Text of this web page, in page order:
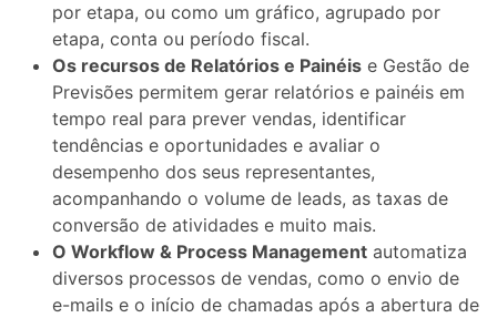
por etapa, ou como um gráfico, agrupado por
etapa, conta ou período fiscal.
Os recursos de Relatórios e Painéis e Gestão de
Previsões permitem gerar relatórios e painéis em
tempo real para prever vendas, identificar
tendências e oportunidades e avaliar o
desempenho dos seus representantes,
acompanhando o volume de leads, as taxas de
conversão de atividades e muito mais.
O Workflow & Process Management automatiza
diversos processos de vendas, como o envio de
e-mails e o início de chamadas após a abertura de